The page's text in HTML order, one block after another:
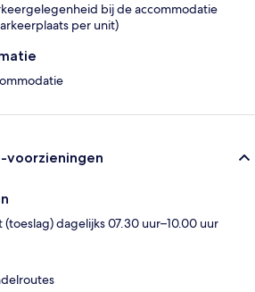
bij de accommodatie
per unit)
voorzieningen
dagelijks 07.30 uur–10.00 uur